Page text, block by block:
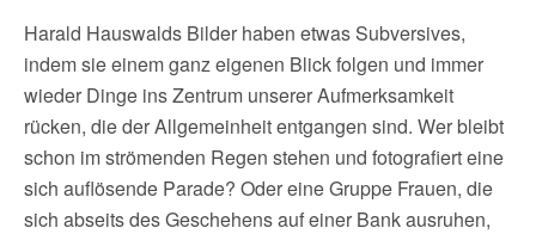
Harald Hauswalds Bilder haben etwas Subversives,
indem sie einem ganz eigenen Blick folgen und immer
wieder Dinge ins Zentrum unserer Aufmerksamkeit
rücken, die der Allgemeinheit entgangen sind. Wer bleibt
schon im strömenden Regen stehen und fotografiert eine
sich auflösende Parade? Oder eine Gruppe Frauen, die
sich abseits des Geschehens auf einer Bank ausruhen,